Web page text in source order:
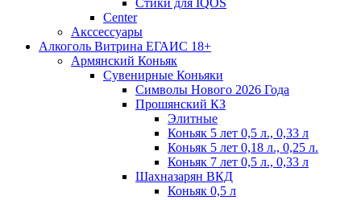
Стики для IQOS
Сenter
Акссессуары
Алкоголь Витрина ЕГАИС 18+
Армянский Коньяк
Сувенирные Коньяки
Символы Нового 2026 Года
Прошянский КЗ
Элитные
Коньяк 5 лет 0,5 л., 0,33 л
Коньяк 5 лет 0,18 л., 0,25 л.
Коньяк 7 лет 0,5 л., 0,33 л
Шахназарян ВКД
Коньяк 0,5 л